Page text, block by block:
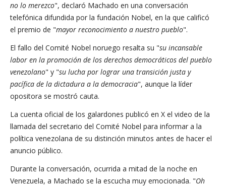
no lo merezco", declaró Machado en una conversación
telefónica difundida por la fundación Nobel, en la que calificó
el premio de "mayor reconocimiento a nuestro pueblo".
El fallo del Comité Nobel noruego resalta su "su incansable
labor en la promoción de los derechos democráticos del pueblo
venezolano" y "su lucha por lograr una transición justa y
pacífica de la dictadura a la democracia", aunque la líder
opositora se mostró cauta.
La cuenta oficial de los galardones publicó en X el video de la
llamada del secretario del Comité Nobel para informar a la
política venezolana de su distinción minutos antes de hacer el
anuncio público.
Durante la conversación, ocurrida a mitad de la noche en
Venezuela, a Machado se la escucha muy emocionada. "Oh